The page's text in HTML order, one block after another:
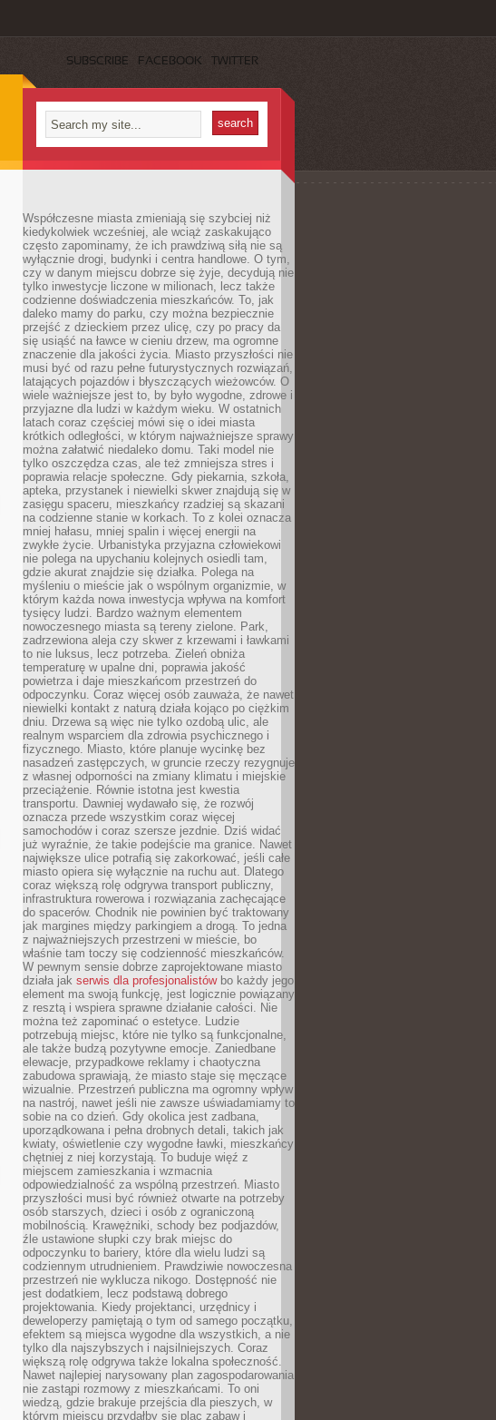
SUBSCRIBE FACEBOOK TWITTER
Współczesne miasta zmieniają się szybciej niż
kiedykolwiek wcześniej, ale wciąż zaskakująco
często zapominamy, że ich prawdziwą siłą nie są
wyłącznie drogi, budynki i centra handlowe. O tym,
czy w danym miejscu dobrze się żyje, decydują nie
tylko inwestycje liczone w milionach, lecz także
codzienne doświadczenia mieszkańców. To, jak
daleko mamy do parku, czy można bezpiecznie
przejść z dzieckiem przez ulicę, czy po pracy da
się usiąść na ławce w cieniu drzew, ma ogromne
znaczenie dla jakości życia. Miasto przyszłości nie
musi być od razu pełne futurystycznych rozwiązań,
latających pojazdów i błyszczących wieżowców. O
wiele ważniejsze jest to, by było wygodne, zdrowe i
przyjazne dla ludzi w każdym wieku. W ostatnich
latach coraz częściej mówi się o idei miasta
krótkich odległości, w którym najważniejsze sprawy
można załatwić niedaleko domu. Taki model nie
tylko oszczędza czas, ale też zmniejsza stres i
poprawia relacje społeczne. Gdy piekarnia, szkoła,
apteka, przystanek i niewielki skwer znajdują się w
zasięgu spaceru, mieszkańcy rzadziej są skazani
na codzienne stanie w korkach. To z kolei oznacza
mniej hałasu, mniej spalin i więcej energii na
zwykłe życie. Urbanistyka przyjazna człowiekowi
nie polega na upychaniu kolejnych osiedli tam,
gdzie akurat znajdzie się działka. Polega na
myśleniu o mieście jak o wspólnym organizmie, w
którym każda nowa inwestycja wpływa na komfort
tysięcy ludzi. Bardzo ważnym elementem
nowoczesnego miasta są tereny zielone. Park,
zadrzewiona aleja czy skwer z krzewami i ławkami
to nie luksus, lecz potrzeba. Zieleń obniża
temperaturę w upalne dni, poprawia jakość
powietrza i daje mieszkańcom przestrzeń do
odpoczynku. Coraz więcej osób zauważa, że nawet
niewielki kontakt z naturą działa kojąco po ciężkim
dniu. Drzewa są więc nie tylko ozdobą ulic, ale
realnym wsparciem dla zdrowia psychicznego i
fizycznego. Miasto, które planuje wycinkę bez
nasadzeń zastępczych, w gruncie rzeczy rezygnuje
z własnej odporności na zmiany klimatu i miejskie
przeciążenie. Równie istotna jest kwestia
transportu. Dawniej wydawało się, że rozwój
oznacza przede wszystkim coraz więcej
samochodów i coraz szersze jezdnie. Dziś widać
już wyraźnie, że takie podejście ma granice. Nawet
największe ulice potrafią się zakorkować, jeśli całe
miasto opiera się wyłącznie na ruchu aut. Dlatego
coraz większą rolę odgrywa transport publiczny,
infrastruktura rowerowa i rozwiązania zachęcające
do spacerów. Chodnik nie powinien być traktowany
jak margines między parkingiem a drogą. To jedna
z najważniejszych przestrzeni w mieście, bo
właśnie tam toczy się codzienność mieszkańców.
W pewnym sensie dobrze zaprojektowane miasto
działa jak serwis dla profesjonalistówbo każdy jego
element ma swoją funkcję, jest logicznie powiązany
z resztą i wspiera sprawne działanie całości. Nie
można też zapominać o estetyce. Ludzie
potrzebują miejsc, które nie tylko są funkcjonalne,
ale także budzą pozytywne emocje. Zaniedbane
elewacje, przypadkowe reklamy i chaotyczna
zabudowa sprawiają, że miasto staje się męczące
wizualnie. Przestrzeń publiczna ma ogromny wpływ
na nastrój, nawet jeśli nie zawsze uświadamiamy to
sobie na co dzień. Gdy okolica jest zadbana,
uporządkowana i pełna drobnych detali, takich jak
kwiaty, oświetlenie czy wygodne ławki, mieszkańcy
chętniej z niej korzystają. To buduje więź z
miejscem zamieszkania i wzmacnia
odpowiedzialność za wspólną przestrzeń. Miasto
przyszłości musi być również otwarte na potrzeby
osób starszych, dzieci i osób z ograniczoną
mobilnością. Krawężniki, schody bez podjazdów,
źle ustawione słupki czy brak miejsc do
odpoczynku to bariery, które dla wielu ludzi są
codziennym utrudnieniem. Prawdziwie nowoczesna
przestrzeń nie wyklucza nikogo. Dostępność nie
jest dodatkiem, lecz podstawą dobrego
projektowania. Kiedy projektanci, urzędnicy i
deweloperzy pamiętają o tym od samego początku,
efektem są miejsca wygodne dla wszystkich, a nie
tylko dla najszybszych i najsilniejszych. Coraz
większą rolę odgrywa także lokalna społeczność.
Nawet najlepiej narysowany plan zagospodarowania
nie zastąpi rozmowy z mieszkańcami. To oni
wiedzą, gdzie brakuje przejścia dla pieszych, w
którym miejscu przydałby się plac zabaw i